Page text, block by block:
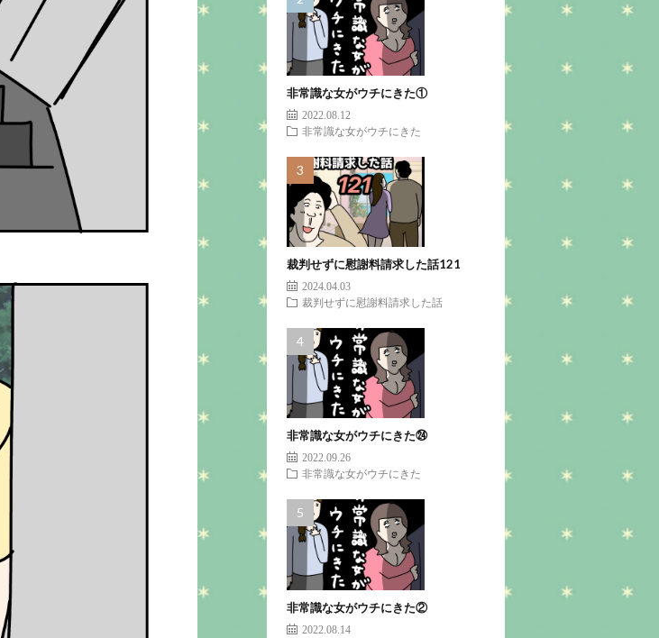
非常識な女がウチにきた①
2022.08.12
非常識な女がウチにきた
裁判せずに慰謝料請求した話121
2024.04.03
裁判せずに慰謝料請求した話
非常識な女がウチにきた㉔
2022.09.26
非常識な女がウチにきた
非常識な女がウチにきた②
2022.08.14